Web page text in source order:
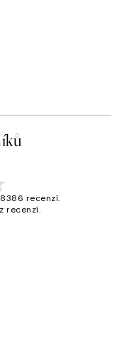
recenzí.
recenzí.